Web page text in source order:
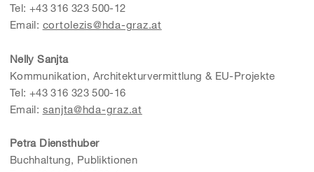
Tel: +43 316 323 500-12
Email: cortolezis@hda-graz.at
Nelly Sanjta
Kommunikation, Architekturvermittlung & EU-Projekte
Tel: +43 316 323 500-16
Email: sanjta@hda-graz.at
Petra Diensthuber
Buchhaltung, Publiktionen